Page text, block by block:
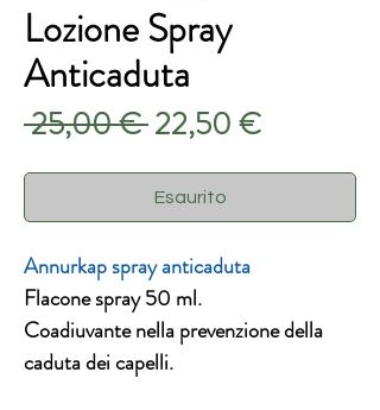
Lozione Spray
Anticaduta
25,00 € Prezzo
regolare
22,50 €Prezzo
scontato
Esaurito
Annurkap spray anticaduta
Flacone spray 50 ml.
Coadiuvante nella prevenzione della
caduta dei capelli.